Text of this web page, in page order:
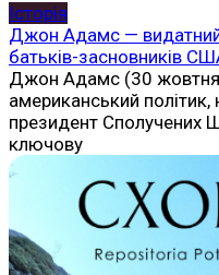
Історія
Джон Адамс — видатний
батьків-засновників
Джон Адамс (30
американський
президент Сполучених
ключову